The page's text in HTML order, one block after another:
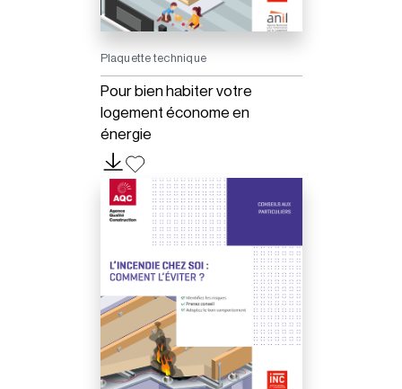
Plaquette technique
Pour bien habiter votre
logement économe en
énergie